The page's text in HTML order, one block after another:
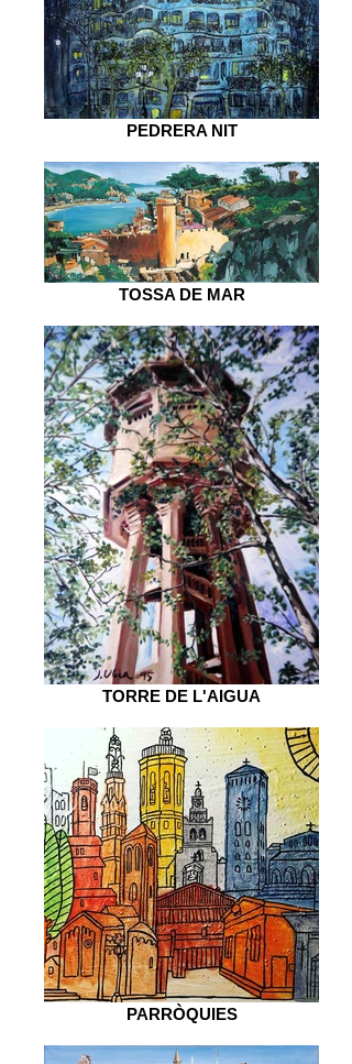
PEDRERA NIT
TOSSA DE MAR
TORRE DE L'AIGUA
PARRÒQUIES